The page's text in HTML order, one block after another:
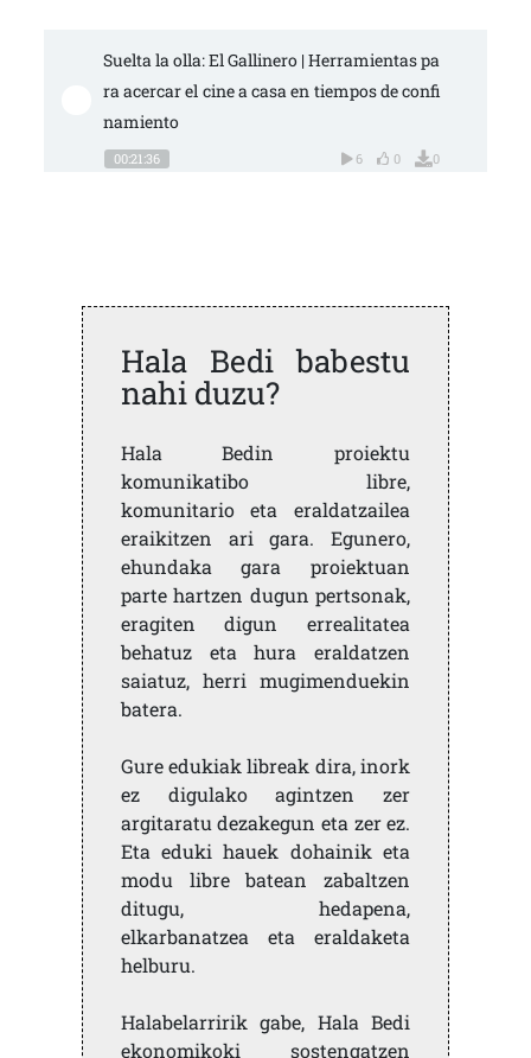
Suelta la olla: El Gallinero | Herramientas pa
ra acercar el cine a casa en tiempos de confi
namiento
00:21:36 6 0 0
Hala Bedi babestu
nahi duzu?
Hala Bedin proiektu
komunikatibo libre,
komunitario eta eraldatzailea
eraikitzen ari gara. Egunero,
ehundaka gara proiektuan
parte hartzen dugun pertsonak,
eragiten digun errealitatea
behatuz eta hura eraldatzen
saiatuz, herri mugimenduekin
batera.
Gure edukiak libreak dira, inork
ez digulako agintzen zer
argitaratu dezakegun eta zer ez.
Eta eduki hauek dohainik eta
modu libre batean zabaltzen
ditugu, hedapena,
elkarbanatzea eta eraldaketa
helburu.
Halabelarririk gabe, Hala Bedi
ekonomikoki sostengatzen